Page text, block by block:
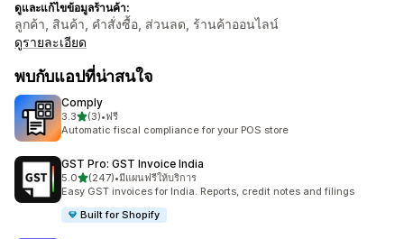
ดูและแก้ไขข้อมูลร้านค้า:
ลูกค้า, สินค้า, คำสั่งซื้อ, ส่วนลด, ร้านค้าออนไลน์
ดูรายละเอียด
พบกับแอปที่น่าสนใจ
Comply
3.3เต็ม 5 ดาว
(3)
ทั้งหมด 3 รีวิว
•ฟรี
Automatic fiscal compliance for your POS store
GST Pro: GST Invoice India
5.0เต็ม 5 ดาว
(247)
ทั้งหมด 247 รีวิว
•มีแผนฟรีให้บริการ
Easy GST invoices for India. Reports, credit notes and filings
Built for Shopify